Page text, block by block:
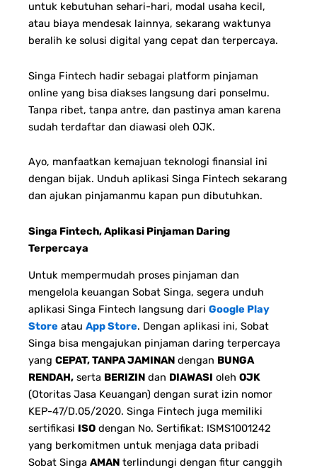
untuk kebutuhan sehari-hari, modal usaha kecil,
atau biaya mendesak lainnya, sekarang waktunya
beralih ke solusi digital yang cepat dan terpercaya.
Singa Fintech hadir sebagai platform pinjaman
online yang bisa diakses langsung dari ponselmu.
Tanpa ribet, tanpa antre, dan pastinya aman karena
sudah terdaftar dan diawasi oleh OJK.
Ayo, manfaatkan kemajuan teknologi finansial ini
dengan bijak. Unduh aplikasi Singa Fintech sekarang
dan ajukan pinjamanmu kapan pun dibutuhkan.
Singa Fintech, Aplikasi Pinjaman Daring
Terpercaya
Untuk mempermudah proses pinjaman dan
mengelola keuangan Sobat Singa, segera unduh
aplikasi Singa Fintech langsung dari Google Play
Store atau App Store. Dengan aplikasi ini, Sobat
Singa bisa mengajukan pinjaman daring terpercaya
yang CEPAT, TANPA JAMINAN dengan BUNGA
RENDAH, serta BERIZIN dan DIAWASI oleh OJK
(Otoritas Jasa Keuangan) dengan surat izin nomor
KEP-47/D.05/2020. Singa Fintech juga memiliki
sertifikasi ISO dengan No. Sertifikat: ISMS1001242
yang berkomitmen untuk menjaga data pribadi
Sobat Singa AMAN terlindungi dengan fitur canggih